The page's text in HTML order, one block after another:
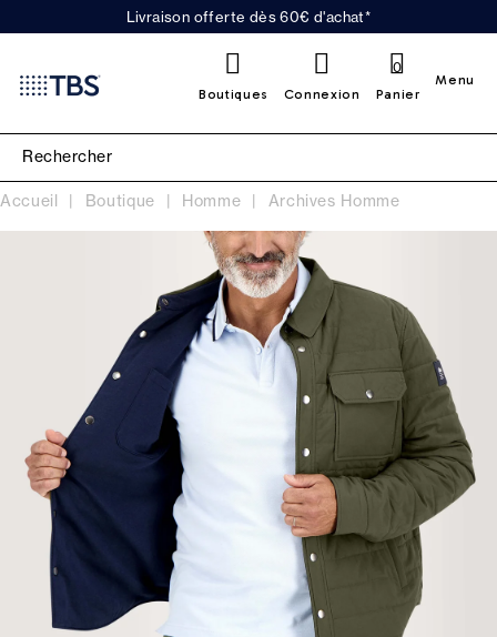
Livraison offerte dès 60€ d'achat*
Boutiques Connexion Panier
0
Menu
Accueil Boutique Homme Archives Homme